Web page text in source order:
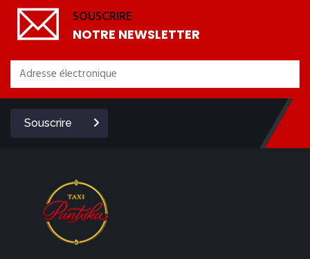
SOUSCRIRE
NOTRE NEWSLETTER
Souscrire